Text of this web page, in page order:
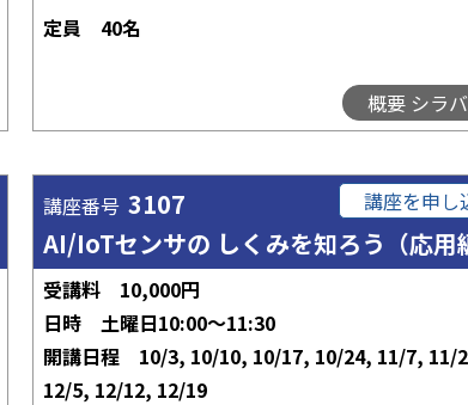
定員
40名
概要 シラ
講座番号 3107
AI/IoTセンサの しくみを知ろう（応用
講座を申し
受講料
10,000円
日時
土曜日10:00～11:30
開講日程
10/3, 10/10, 10/17, 10/24, 11/7, 11/
12/5, 12/12, 12/19